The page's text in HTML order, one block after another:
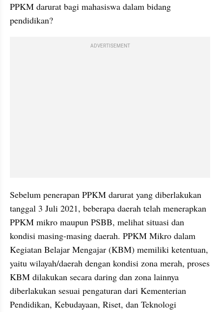
PPKM darurat bagi mahasiswa dalam bidang
pendidikan?
ADVERTISEMENT
Sebelum penerapan PPKM darurat yang diberlakukan
tanggal 3 Juli 2021, beberapa daerah telah menerapkan
PPKM mikro maupun PSBB, melihat situasi dan
kondisi masing-masing daerah. PPKM Mikro dalam
Kegiatan Belajar Mengajar (KBM) memiliki ketentuan,
yaitu wilayah/daerah dengan kondisi zona merah, proses
KBM dilakukan secara daring dan zona lainnya
diberlakukan sesuai pengaturan dari Kementerian
Pendidikan, Kebudayaan, Riset, dan Teknologi